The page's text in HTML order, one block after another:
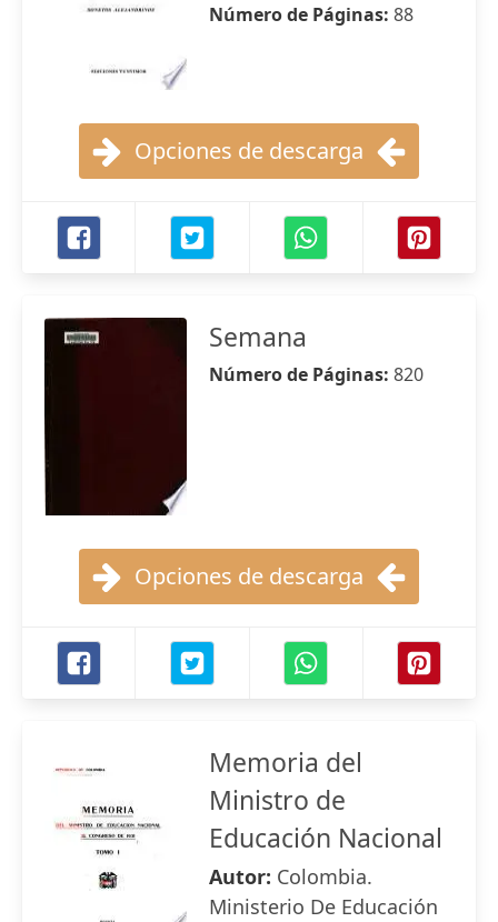
Número de Páginas: 88
Opciones de descarga
Semana
Número de Páginas: 820
Opciones de descarga
Memoria del
Ministro de
Educación Nacional
Autor: Colombia.
Ministerio De Educación